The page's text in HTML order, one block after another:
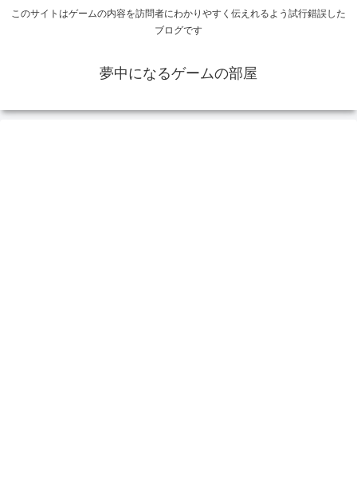
このサイトはゲームの内容を訪問者にわかりやすく伝えれるよう試行錯誤した
ブログです
夢中になるゲームの部屋